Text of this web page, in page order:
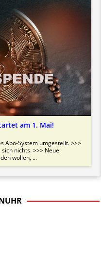
am 1. Mai!
Abo-System umgestellt. >>>
nichts. >>> Neue
wollen, ...